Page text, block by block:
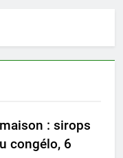
médical
Myriam Seurat en
: sirops
congélo, 6